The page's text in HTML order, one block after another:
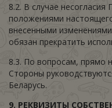
8.2. В случае
положениями
внесенными
обязан прекратить
8.3. По вопросам, прямо
Стороны
Беларусь.
9. РЕКВИЗИТЫ